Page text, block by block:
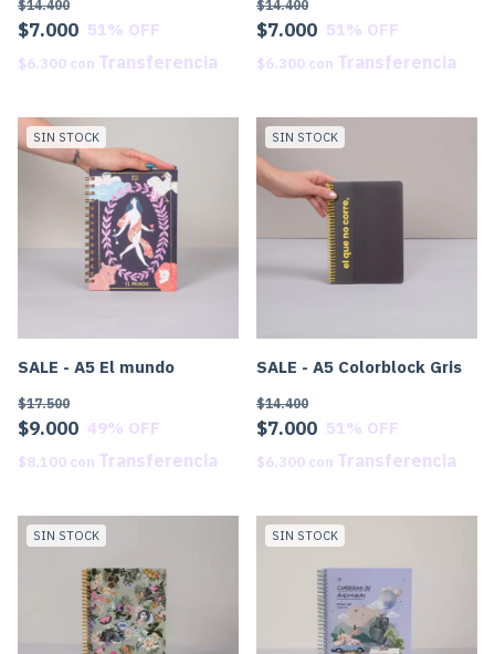
$7.000
$14.400
51% OFF
$6.300 con
$7.000
$14.400
51% OFF
$6.300 con
SIN STOCK
SALE - A5 El mundo
$9.000
$17.500
49% OFF
$8.100 con
SIN STOCK
SALE - A5 Colorblock Gris
$7.000
$14.400
51% OFF
$6.300 con
SIN STOCK SIN STOCK